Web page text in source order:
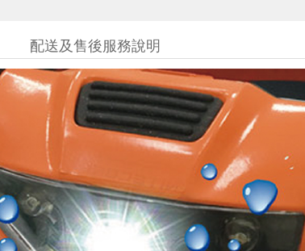
配送及售後服務說明